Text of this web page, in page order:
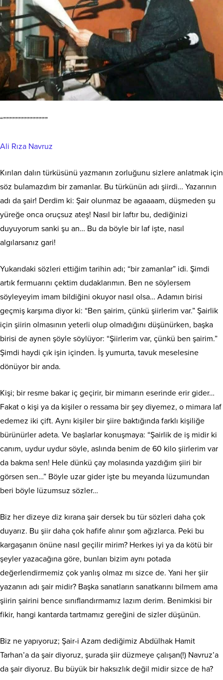
“”””””””””””””””
Ali Rıza Navruz
Kırılan dalın türküsünü yazmanın zorluğunu sizlere anlatmak için
söz bulamazdım bir zamanlar. Bu türkünün adı şiirdi… Yazarının
adı da şair! Derdim ki: Şair olunmaz be agaaaam, düşmeden şu
yüreğe onca oruçsuz ateş! Nasıl bir laftır bu, dediğinizi
duyuyorum sanki şu an… Bu da böyle bir laf işte, nasıl
algılarsanız gari!
Yukarıdaki sözleri ettiğim tarihin adı; “bir zamanlar” idi. Şimdi
artık fermuarını çektim dudaklarımın. Ben ne söylersem
söyleyeyim imam bildiğini okuyor nasıl olsa… Adamın birisi
geçmiş karşıma diyor ki: “Ben şairim, çünkü şiirlerim var.” Şairlik
için şiirin olmasının yeterli olup olmadığını düşünürken, başka
birisi de aynen şöyle söylüyor: “Şiirlerim var, çünkü ben şairim.”
Şimdi haydi çık işin içinden. İş yumurta, tavuk meselesine
dönüyor bir anda.
Kişi; bir resme bakar iç geçirir, bir mimarın eserinde erir gider…
Fakat o kişi ya da kişiler o ressama bir şey diyemez, o mimara laf
edemez iki çift. Aynı kişiler bir şiire baktığında farklı kişiliğe
bürünürler adeta. Ve başlarlar konuşmaya: “Şairlik de iş midir ki
canım, uydur uydur söyle, aslında benim de 60 kilo şiirlerim var
da bakma sen! Hele dünkü çay molasında yazdığım şiiri bir
görsen sen…” Böyle uzar gider işte bu meyanda lüzumundan
beri böyle lüzumsuz sözler…
Biz her dizeye diz kırana şair dersek bu tür sözleri daha çok
duyarız. Bu şiir daha çok hafife alınır şom ağızlarca. Peki bu
kargaşanın önüne nasıl geçilir mirim? Herkes iyi ya da kötü bir
şeyler yazacağına göre, bunları bizim aynı potada
değerlendirmemiz çok yanlış olmaz mı sizce de. Yani her şiir
yazanın adı şair midir? Başka sanatların sanatkarını bilmem ama
şiirin şairini bence sınıflandırmamız lazım derim. Benimkisi bir
fikir, hangi kantarda tartmamız gereğini de sizler düşünün.
Biz ne yapıyoruz; Şair-i Azam dediğimiz Abdülhak Hamit
Tarhan’a da şair diyoruz, şurada şiir düzmeye çalışan(!) Navruz’a
da şair diyoruz. Bu büyük bir haksızlık değil midir sizce de ha?